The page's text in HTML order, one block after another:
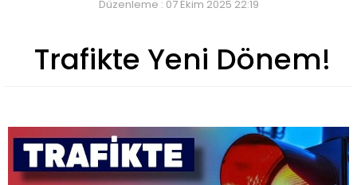
Düzenleme : 07 Ekim 2025 22:19
Trafikte Yeni Dönem!